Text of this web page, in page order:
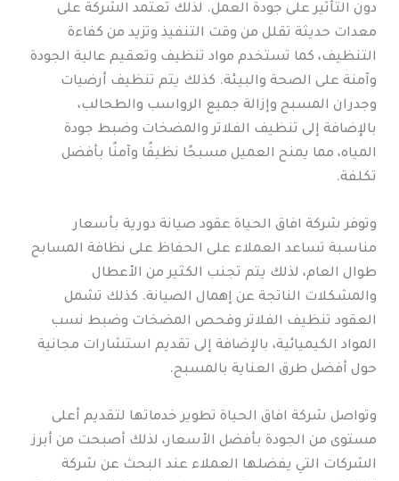
دون التأثير على جودة العمل. لذلك تعتمد الشركة على
معدات حديثة تقلل من وقت التنفيذ وتزيد من كفاءة
التنظيف، كما تستخدم مواد تنظيف وتعقيم عالية الجودة
وآمنة على الصحة والبيئة. كذلك يتم تنظيف أرضيات
وجدران المسبح وإزالة جميع الرواسب والطحالب،
بالإضافة إلى تنظيف الفلاتر والمضخات وضبط جودة
المياه، مما يمنح العميل مسبحًا نظيفًا وآمنًا بأفضل
تكلفة.
وتوفر شركة افاق الحياة عقود صيانة دورية بأسعار
مناسبة تساعد العملاء على الحفاظ على نظافة المسابح
طوال العام، لذلك يتم تجنب الكثير من الأعطال
والمشكلات الناتجة عن إهمال الصيانة. كذلك تشمل
العقود تنظيف الفلاتر وفحص المضخات وضبط نسب
المواد الكيميائية، بالإضافة إلى تقديم استشارات مجانية
حول أفضل طرق العناية بالمسبح.
وتواصل شركة افاق الحياة تطوير خدماتها لتقديم أعلى
مستوى من الجودة بأفضل الأسعار، لذلك أصبحت من أبرز
الشركات التي يفضلها العملاء عند البحث عن شركة